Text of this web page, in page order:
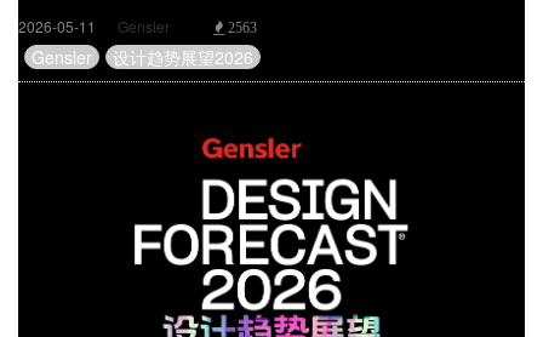
视 频
快速搜索
2026-05-11 Gensler 2563
Gensler 设计趋势展望2026